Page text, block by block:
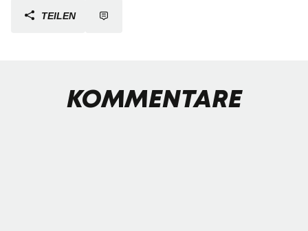
TEILEN
KOMMENTARE